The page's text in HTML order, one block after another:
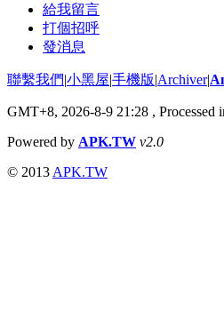
給我留言
打個招呼
發消息
聯繫我們|小黑屋|手機版|Archiver|
GMT+8, 2026-8-9 21:28 , Processed
Powered by APK.TW v2.0
© 2013 APK.TW